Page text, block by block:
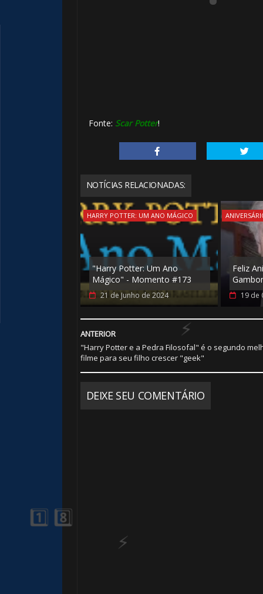
Fonte: Scar Potter!
NOTÍCIAS RELACIONADAS:
HARRY POTTER: UM ANO MÁGICO
"Harry Potter: Um Ano
Mágico" - Momento #173
21 de Junho de 2024
Feliz
19 de
ANTERIOR
"Harry Potter e a Pedra Filosofal" é o segundo
filme para seu filho crescer "geek"
DEIXE SEU COMENTÁRIO
⚡